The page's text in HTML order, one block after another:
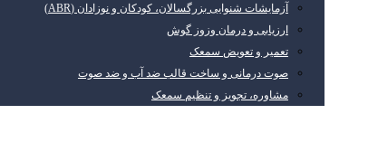
آزمایشات شنوایی بزرگسالان، کودکان و نوزادان (ABR)
ارزیابی و درمان وزوز گوش
تعمیر و تعویض سمعک
صوت درمانی و ساخت قالب ضد آب و ضد صوت
مشاوره، تجویز و تنظیم سمعک